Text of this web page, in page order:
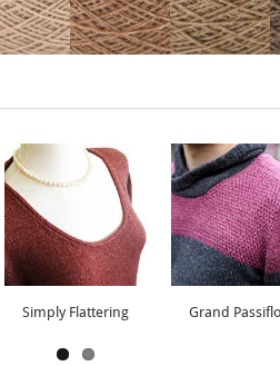
Simply Flattering Grand